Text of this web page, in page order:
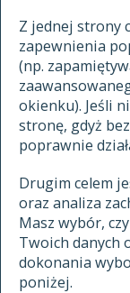
Z jednej strony
zapewnienia
(np.
okienku). Jeśli
stronę, gdyż
poprawnie
Drugim celem
oraz analiza
Masz wybór,
Twoich danych
dokonania
poniżej.
autorzy tekstów
zasady
statystyki
najnowsze hasła
ostatnio
materiały
cytowanie
kontakt